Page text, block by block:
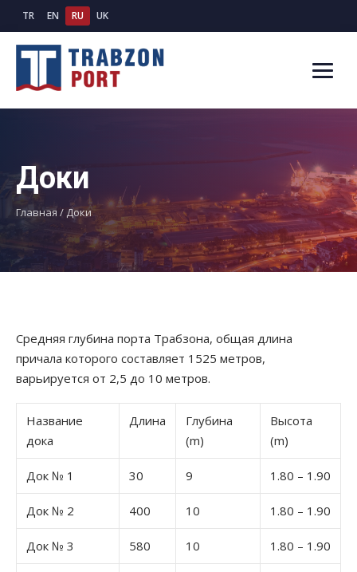
TR EN RU UK
Доки
Главная/ Доки
Средняя глубина порта Трабзона, общая длина
причала которого составляет 1525 метров,
варьируется от 2,5 до 10 метров.
Название
дока
Длина
Глубина
(m)
Высота
(m)
Док № 1 30 9 1.80 – 1.90
Док № 2 400 10 1.80 – 1.90
Док № 3 580 10 1.80 – 1.90